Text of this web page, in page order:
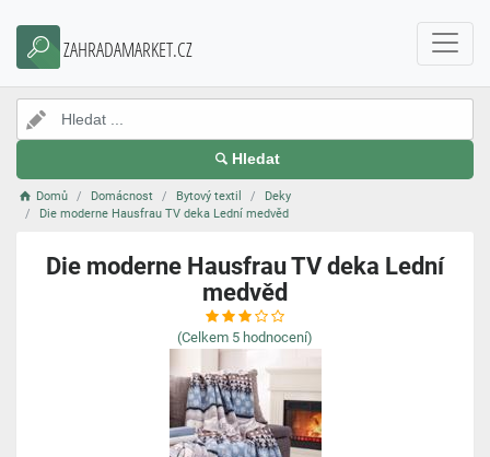
ZAHRADAMARKET.CZ
Hledat
Domů Domácnost Bytový textil
Deky
Die moderne Hausfrau TV deka Lední medvěd
Die moderne Hausfrau TV deka Lední
medvěd
(Celkem 5 hodnocení)